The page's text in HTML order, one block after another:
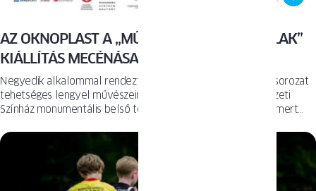
AZ OKNOPLAST A „MŰVÉSZETRE NYÍLÓ ABLAK”
KIÁLLÍTÁS MECÉNÁSA
Negyedik alkalommal rendezték meg a „Jasiński & friends” sorozat
tehetséges lengyel művészeinek megnyitóját a varsói Nemzeti
Színház monumentális belső tereiben. A fiatal generáció elismert
Csoport, Európa egyik vezető PVC ablak- és ajtógyártója támogatta.